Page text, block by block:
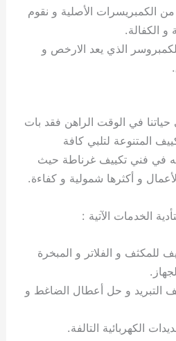
الكمبريسرات الأصلية و نقوم
و الكفالة.
الذي يعد الارخص و
حياتنا في الوقت الراهن فقد بات
المتنوعة لتلبي كافة
به في فني تكييف غرناطة حيث
و أكثرها شمولية و كفاءة.
الخدمات الآتية :
للمكثف و الفلاتر و المبخرة
و حل أعطال الضاغط و
الكهربائية التالفة.